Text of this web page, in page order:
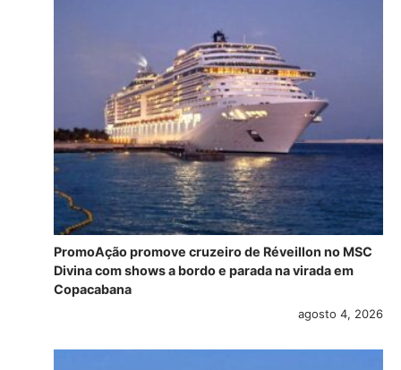
PromoAção promove cruzeiro de Réveillon no MSC
Divina com shows a bordo e parada na virada em
Copacabana
agosto 4, 2026